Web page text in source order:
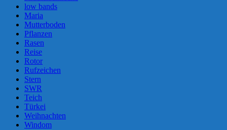
low bands
Maria
Mutterboden
Pflanzen
Rasen
Reise
Rotor
Rufzeichen
Stern
SWR
Teich
Türkei
Weihnachten
Windom